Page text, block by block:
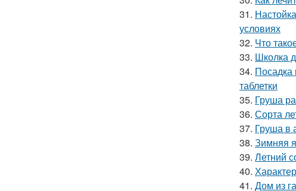
31.
условиях
32. Что
33. Школка
34. Посадка
таблетки
35. Груша
36. Сорта
37. Груша в
38. Зимняя
39. Летний
40.
41. Дом из